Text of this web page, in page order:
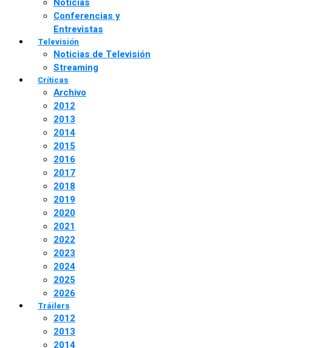
Conferencias y
Entrevistas
Televisión
Noticias de Televisión
Streaming
Críticas
Archivo
2012
2013
2014
2015
2016
2017
2018
2019
2020
2021
2022
2023
2024
2025
2026
Tráilers
2012
2013
2014